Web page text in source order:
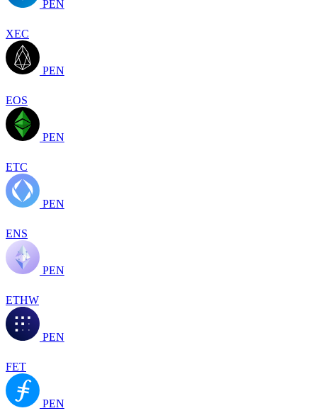
PEN
XEC
PEN
EOS
PEN
ETC
PEN
ENS
PEN
ETHW
PEN
FET
PEN